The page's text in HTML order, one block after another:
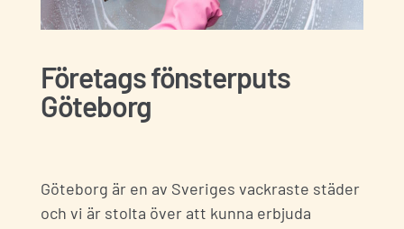
Företags fönsterputs
Göteborg
Göteborg är en av Sveriges vackraste städer
och vi är stolta över att kunna erbjuda